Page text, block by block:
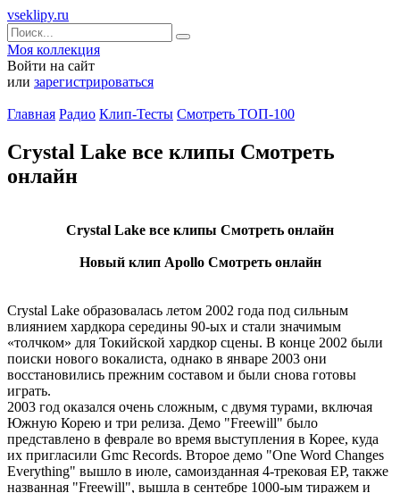
vseklipy.ru
Моя коллекция
Войти на сайт
или зарегистрироваться
Главная Радио Клип-Тесты Смотреть ТОП-100
Crystal Lake все клипы Смотреть
онлайн
Crystal Lake все клипы Смотреть онлайн
Новый клип Apollo Смотреть онлайн
Crystal Lake образовалась летом 2002 года под сильным
влиянием хардкора середины 90-ых и стали значимым
«толчком» для Токийской хардкор сцены. В конце 2002 были
поиски нового вокалиста, однако в январе 2003 они
восстановились прежним составом и были снова готовы
играть.
2003 год оказался очень сложным, с двумя турами, включая
Южную Корею и три релиза. Демо "Freewill" было
представлено в феврале во время выступления в Корее, куда
их пригласили Gmc Records. Второе демо "One Word Changes
Everything" вышло в июле, самоизданная 4-трековая EP, также
названная "Freewill", вышла в сентебре 1000-ым тиражем и